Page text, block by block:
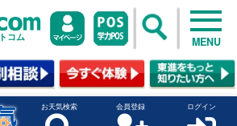
コム MENU
お天気検索 会員登録 ログイン